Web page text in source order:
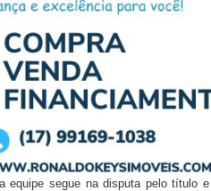
equipe segue na disputa pelo título